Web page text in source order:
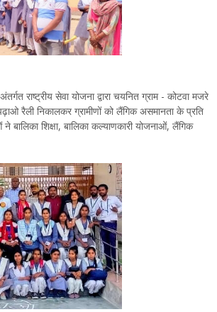
राष्ट्रीय सेवा योजना द्वारा चयनित ग्राम - कोटवा मजरे
रैली निकालकर ग्रामीणों को लैंगिक असमानता के प्रति
शिक्षा, बालिका कल्याणकारी योजनाओं, लैंगिक